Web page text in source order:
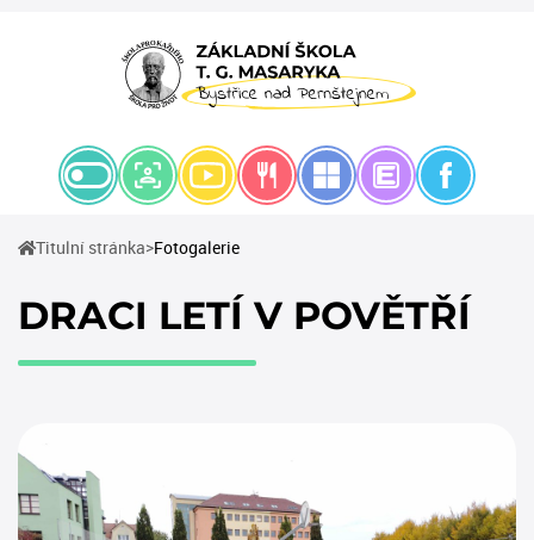
Titulní stránka(current)
Fotogalerie
DRACI LETÍ V POVĚTŘÍ